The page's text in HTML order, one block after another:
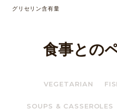
グリセリン含有量
食事との
VEGETARIAN
SOUPS & CASSEROLES